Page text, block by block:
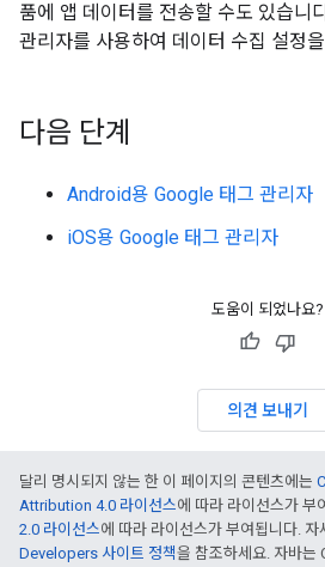
품에 앱 데이터를 전송할 수도 있습니
관리자를 사용하여 데이터 수집 설정
다음 단계
Android용 Google 태그 관리자
iOS용 Google 태그 관리자
도움이 되었나요?
의견 보내기
달리 명시되지 않는 한 이 페이지의 콘텐츠에는
Attribution 4.0 라이선스에 따라 라이선스가 부
2.0 라이선스에 따라 라이선스가 부여됩니다. 자
Developers 사이트 정책을 참조하세요. 자바